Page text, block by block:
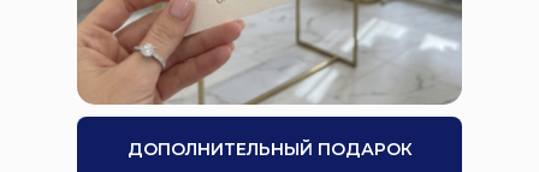
ДОПОЛНИТЕЛЬНЫЙ ПОДАРОК